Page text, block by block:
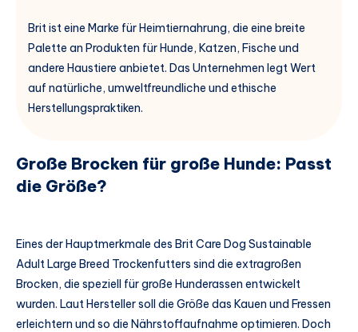
Brit ist eine Marke für Heimtiernahrung, die eine breite
Palette an Produkten für Hunde, Katzen, Fische und
andere Haustiere anbietet. Das Unternehmen legt Wert
auf natürliche, umweltfreundliche und ethische
Herstellungspraktiken.
Große Brocken für große Hunde: Passt
die Größe?
Eines der Hauptmerkmale des Brit Care Dog Sustainable
Adult Large Breed Trockenfutters sind die extragroßen
Brocken, die speziell für große Hunderassen entwickelt
wurden. Laut Hersteller soll die Größe das Kauen und Fressen
erleichtern und so die Nährstoffaufnahme optimieren. Doch